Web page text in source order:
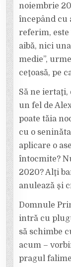
noiembrie
începând cu
referim, este
aibă, nici
medie”,
ceţoasă, pe
Să ne
un fel de
poate tăia
cu o
aplicare o
întocmite?
2020? Alţi
anulează şi
Domnule
intră cu
să schimbe
acum –
pragul